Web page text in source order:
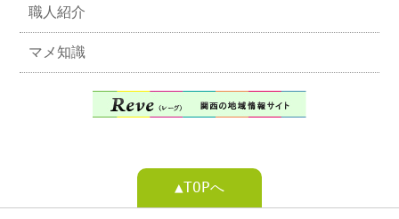
職人紹介
マメ知識
▲TOPへ